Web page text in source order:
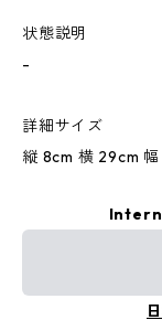
状態説明
-
詳細サイズ
縦 8cm 横 29cm